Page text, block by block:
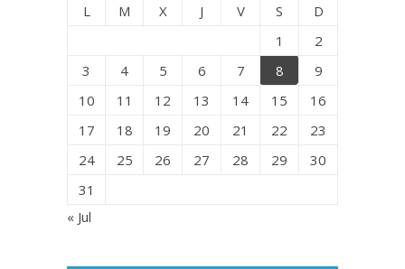
L M X J V S
D
1
2
3
4 5 6 7 8
9
10
11 12 13 14 15
16
17
18 19 20 21 22
23
24
25 26 27 28 29
30
31
« Jul